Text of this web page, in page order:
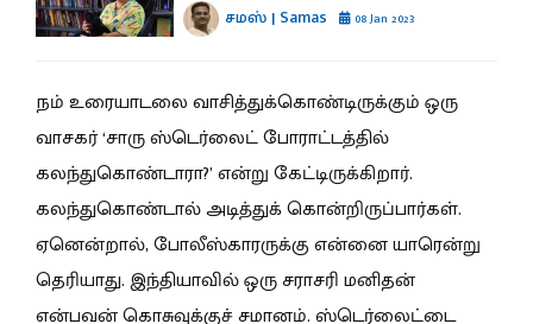
சமஸ் | Samas 08 Jan 2023
நம் உரையாடலை வாசித்துக்கொண்டிருக்கும் ஒரு
வாசகர் ‘சாரு ஸ்டெர்லைட் போராட்டத்தில்
கலந்துகொண்டாரா?’ என்று கேட்டிருக்கிறார்.
கலந்துகொண்டால் அடித்துக் கொன்றிருப்பார்கள்.
ஏனென்றால், போலீஸ்காரருக்கு என்னை யாரென்று
தெரியாது. இந்தியாவில் ஒரு சராசரி மனிதன்
என்பவன் கொசுவுக்குச் சமானம். ஸ்டெர்லைட்டை